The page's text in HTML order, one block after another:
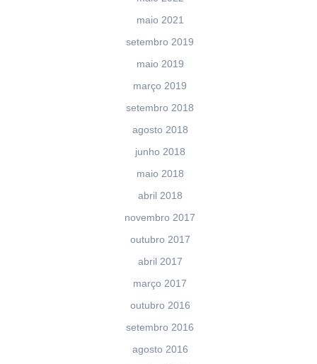
maio 2021
setembro 2019
maio 2019
março 2019
setembro 2018
agosto 2018
junho 2018
maio 2018
abril 2018
novembro 2017
outubro 2017
abril 2017
março 2017
outubro 2016
setembro 2016
agosto 2016